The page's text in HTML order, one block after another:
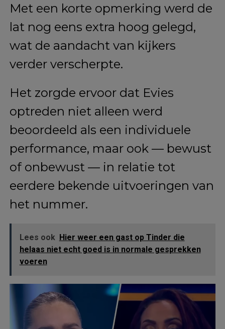
Met een korte opmerking werd de
lat nog eens extra hoog gelegd,
wat de aandacht van kijkers
verder verscherpte.
Het zorgde ervoor dat Evies
optreden niet alleen werd
beoordeeld als een individuele
performance, maar ook — bewust
of onbewust — in relatie tot
eerdere bekende uitvoeringen van
het nummer.
Lees ook Hier weer een gast op Tinder die
helaas niet echt goed is in normale gesprekken
voeren